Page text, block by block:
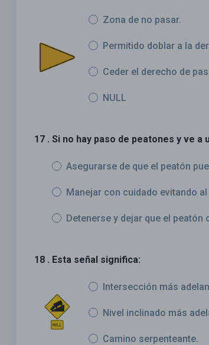
Zona de no pasar.
Permitido doblar a la
Ceder el derecho de
NULL
17 . Si no hay paso de peatones y ve
Asegurarse de que el peatón
Manejar con cuidado evitando al
Detenerse y dejar que el peatón
18 . Esta señal significa:
Intersección más
Nivel inclinado más
Camino serpenteante.